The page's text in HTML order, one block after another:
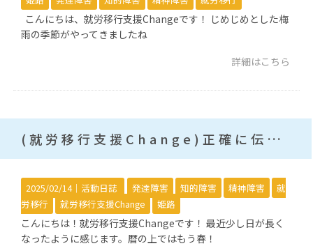
こんにちは、就労移行支援Changeです！ じめじめとした梅
雨の季節がやってきましたね
詳細はこちら
(就労移行支援Change)正確に伝える文章力を書こう
2025/02/14｜ 活動日誌 発達障害 知的障害 精神障害
就
労移行
就労移行支援Change 姫路
こんにちは！就労移行支援Changeです！ 最近少し日が長く
なったように感じます。暦の上ではもう春！